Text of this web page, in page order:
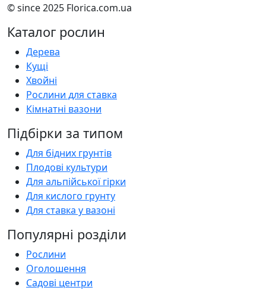
© since 2025 Florica.com.ua
Каталог рослин
Дерева
Кущі
Хвойні
Рослини для ставка
Кімнатні вазони
Підбірки за типом
Для бідних грунтів
Плодові культури
Для альпійської гірки
Для кислого грунту
Для ставка у вазоні
Популярні розділи
Рослини
Оголошення
Садові центри